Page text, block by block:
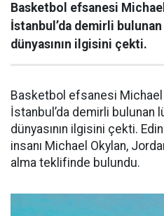
Basketbol efsanesi
İstanbul’da demirli
dünyasının ilgisini çekti.
Basketbol efsanesi Michael
İstanbul’da demirli bulunan
dünyasının ilgisini çekti.
insanı Michael Okylan,
alma teklifinde bulundu.